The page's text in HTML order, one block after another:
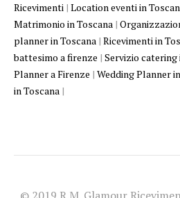
Ricevimenti | Location eventi in
Matrimonio in Toscana |
planner in Toscana | Ricevimenti in
battesimo a firenze | Servizio catering
Planner a Firenze | Wedding Planner
in Toscana |